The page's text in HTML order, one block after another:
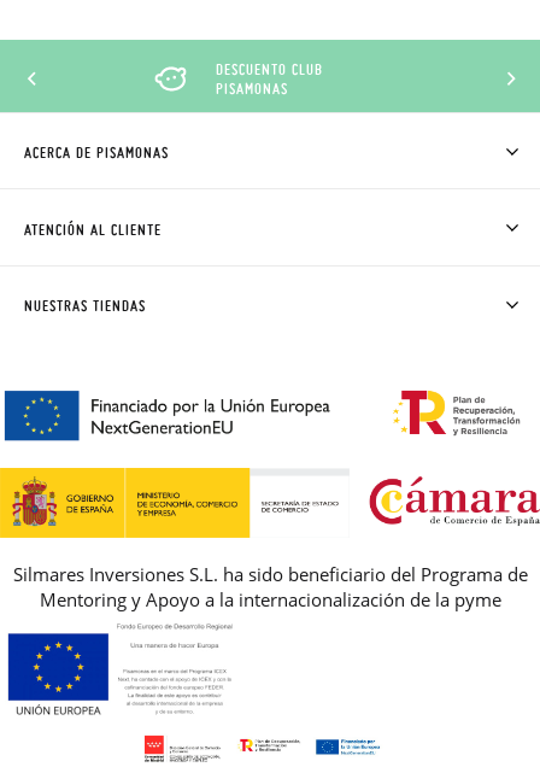
DESCUENTO CLUB
PISAMONAS
ACERCA DE PISAMONAS
CÓMO COMPRAR
AVISO LEGAL, PRIVACIDAD Y COOKIES
REBAJAS
ATENCIÓN AL CLIENTE
PREGUNTAS FRECUENTES
NUESTRAS TIENDAS
Silmares Inversiones S.L. ha sido beneficiario del Programa de
Mentoring y Apoyo a la internacionalización de la pyme